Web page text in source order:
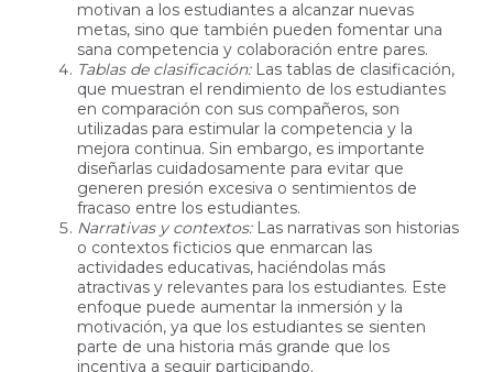
motivan a los estudiantes a alcanzar nuevas
metas, sino que también pueden fomentar una
sana competencia y colaboración entre pares.
Tablas de clasificación:Las tablas de clasificación,
que muestran el rendimiento de los estudiantes
en comparación con sus compañeros, son
utilizadas para estimular la competencia y la
mejora continua. Sin embargo, es importante
diseñarlas cuidadosamente para evitar que
generen presión excesiva o sentimientos de
fracaso entre los estudiantes.
Narrativas y contextos:Las narrativas son historias
o contextos ficticios que enmarcan las
actividades educativas, haciéndolas más
atractivas y relevantes para los estudiantes. Este
enfoque puede aumentar la inmersión y la
motivación, ya que los estudiantes se sienten
parte de una historia más grande que los
incentiva a seguir participando.